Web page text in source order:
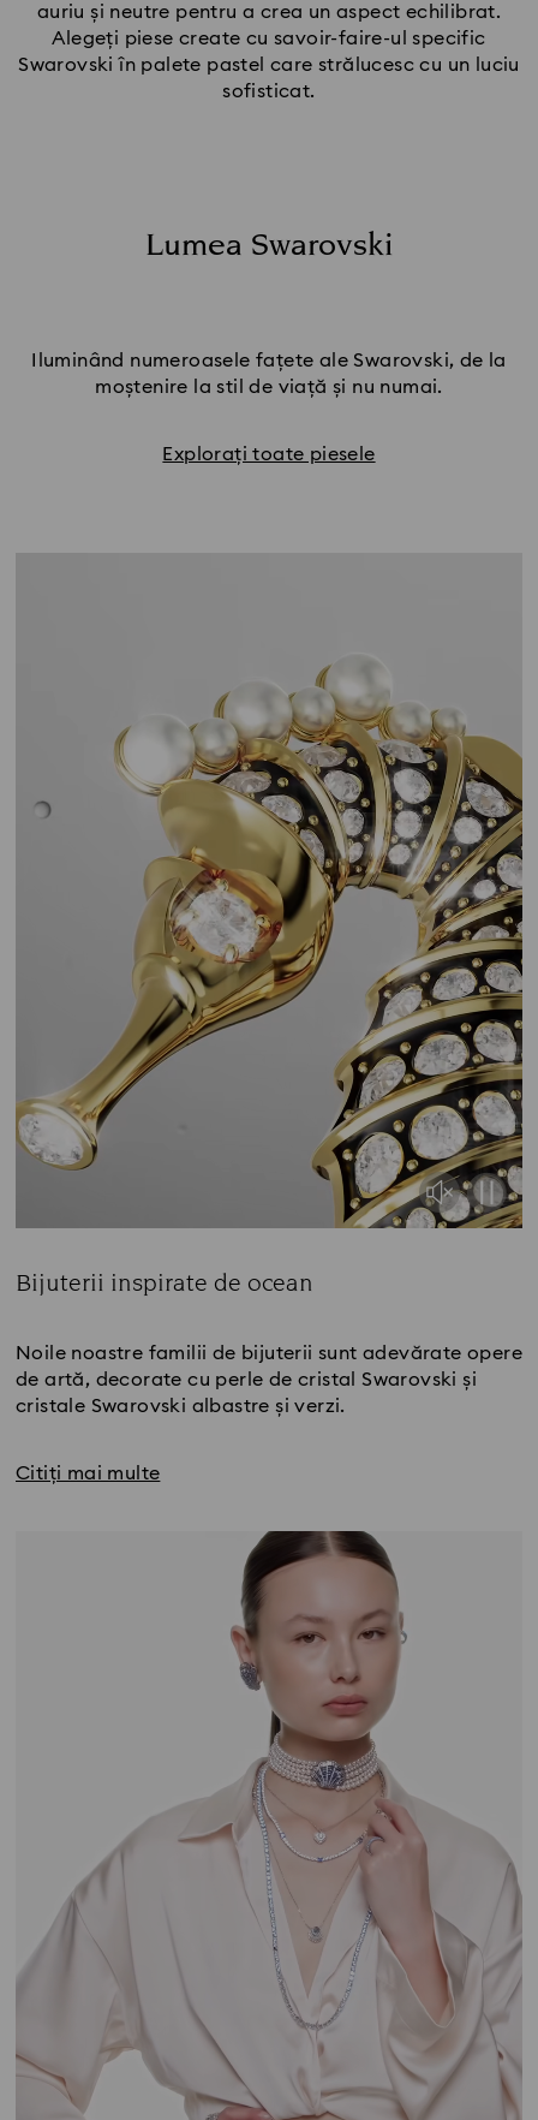
auriu și neutre pentru a crea un aspect echilibrat.
Alegeți piese create cu savoir-faire-ul specific
Swarovski în palete pastel care strălucesc cu un luciu
sofisticat.
Lumea Swarovski
Iluminând numeroasele fațete ale Swarovski, de la
moștenire la stil de viață și nu numai.
Explorați toate piesele
Bijuterii inspirate de ocean
Noile noastre familii de bijuterii sunt adevărate opere
de artă, decorate cu perle de cristal Swarovski și
cristale Swarovski albastre și verzi.
Citiți mai multe